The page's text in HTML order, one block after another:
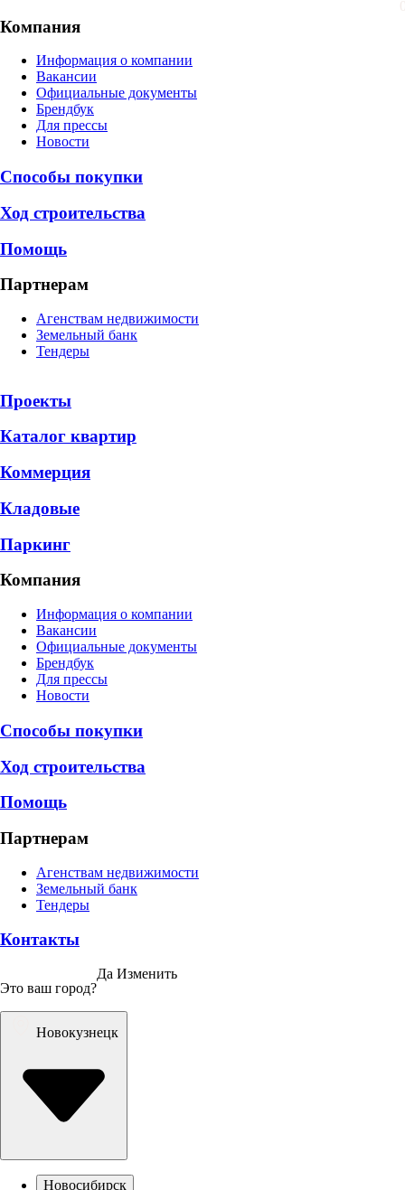
Компания
Информация о компании
Вакансии
Официальные документы
Брендбук
Для прессы
Новости
Способы покупки
Ход строительства
Помощь
Партнерам
Агенствам недвижимости
Земельный банк
Тендеры
Проекты
Каталог квартир
Коммерция
Кладовые
Паркинг
Компания
Информация о компании
Вакансии
Официальные документы
Брендбук
Для прессы
Новости
Способы покупки
Ход строительства
Помощь
Партнерам
Агенствам недвижимости
Земельный банк
Тендеры
Контакты
Это ваш город?
Да Изменить
Новокузнецк
Новосибирск